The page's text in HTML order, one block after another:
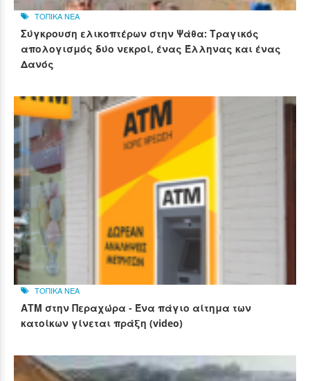
ΤΟΠΙΚΑ ΝΕΑ
Σύγκρουση ελικοπτέρων στην Ψάθα: Τραγικός
απολογισμός δύο νεκροί, ένας Έλληνας και ένας
Δανός
ΤΟΠΙΚΑ ΝΕΑ
ΑΤΜ στην Περαχώρα - Ένα πάγιο αίτημα των
κατοίκων γίνεται πράξη (video)